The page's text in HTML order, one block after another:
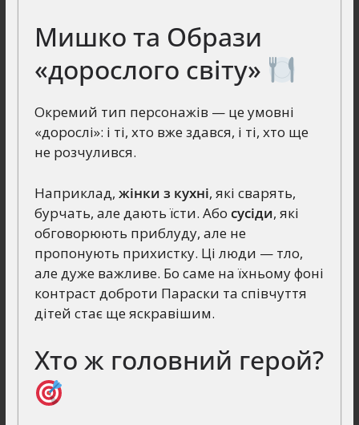
Мишко та Образи
«дорослого світу»
Окремий тип персонажів — це умовні
«дорослі»: і ті, хто вже здався, і ті, хто ще
не розчулився.
Наприклад, жінки з кухні, які сварять,
бурчать, але дають їсти. Або сусіди, які
обговорюють приблуду, але не
пропонують прихистку. Ці люди — тло,
але дуже важливе. Бо саме на їхньому фоні
контраст доброти Параски та співчуття
дітей стає ще яскравішим.
Хто ж головний герой?